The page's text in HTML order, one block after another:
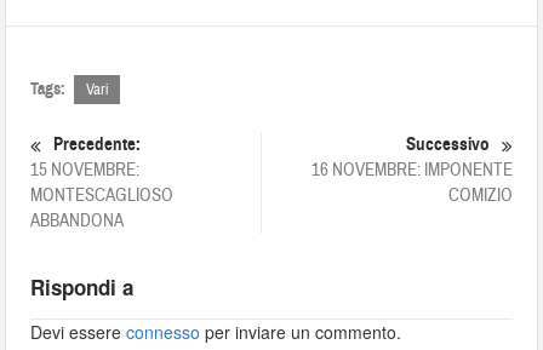
Tags: Vari
Precedente:
15 NOVEMBRE:
MONTESCAGLIOSO
ABBANDONA
Successivo
16 NOVEMBRE: IMPONENTE
COMIZIO
Rispondi a
Devi essereconnesso per inviare un commento.